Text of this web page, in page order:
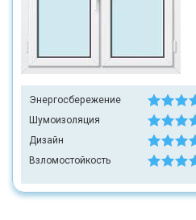
Энергосбережение
Шумоизоляция
Дизайн
Взломостойкость